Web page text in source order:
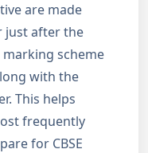
are made
just after the
marking scheme
with the
This helps
frequently
for CBSE